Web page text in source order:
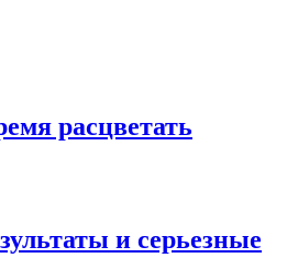
расцветать
и серьезные